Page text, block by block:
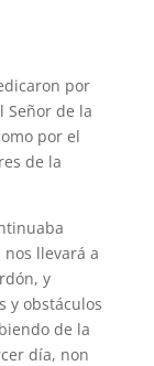
por
Señor de la
por el
de la
llevará a
y
y obstáculos
de la
día, non